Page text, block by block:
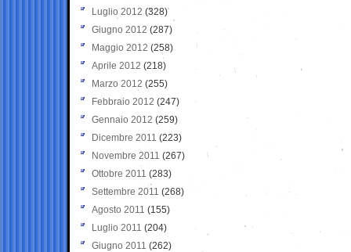
Luglio 2012 (328)
Giugno 2012 (287)
Maggio 2012 (258)
Aprile 2012 (218)
Marzo 2012 (255)
Febbraio 2012 (247)
Gennaio 2012 (259)
Dicembre 2011 (223)
Novembre 2011 (267)
Ottobre 2011 (283)
Settembre 2011 (268)
Agosto 2011 (155)
Luglio 2011 (204)
Giugno 2011 (262)